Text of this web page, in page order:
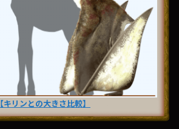
【キリンとの大きさ比較】